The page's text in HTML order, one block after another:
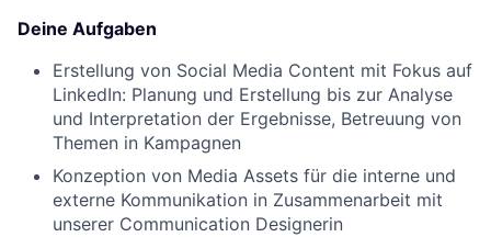
Deine Aufgaben
Erstellung von Social Media Content mit Fokus auf
LinkedIn: Planung und Erstellung bis zur Analyse
und Interpretation der Ergebnisse, Betreuung von
Themen in Kampagnen
Konzeption von Media Assets für die interne und
externe Kommunikation in Zusammenarbeit mit
unserer Communication Designerin